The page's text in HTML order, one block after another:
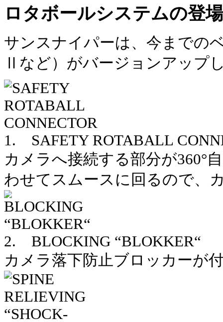
ロタボールシステムの登場
サンスナイパーは、今までの
Ⅱなど）がバージョンアップ
1. SAFETY ROTABALL
カメラへ接続する部分が360°
わせてスムースに回るので、
2. BLOCKING “BLOKKER“
カメラ落下防止ブロッカーが